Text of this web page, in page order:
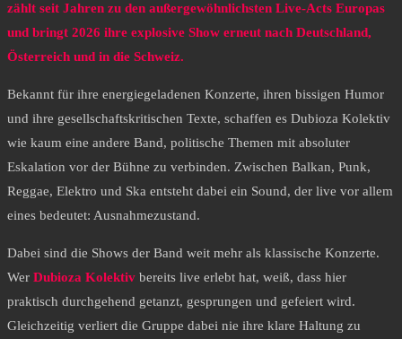
zählt seit Jahren zu den außergewöhnlichsten Live-Acts Europas
und bringt 2026 ihre explosive Show erneut nach Deutschland,
Österreich und in die Schweiz.
Bekannt für ihre energiegeladenen Konzerte, ihren bissigen Humor
und ihre gesellschaftskritischen Texte, schaffen es Dubioza Kolektiv
wie kaum eine andere Band, politische Themen mit absoluter
Eskalation vor der Bühne zu verbinden. Zwischen Balkan, Punk,
Reggae, Elektro und Ska entsteht dabei ein Sound, der live vor allem
eines bedeutet: Ausnahmezustand.
Dabei sind die Shows der Band weit mehr als klassische Konzerte.
Wer Dubioza Kolektiv bereits live erlebt hat, weiß, dass hier
praktisch durchgehend getanzt, gesprungen und gefeiert wird.
Gleichzeitig verliert die Gruppe dabei nie ihre klare Haltung zu